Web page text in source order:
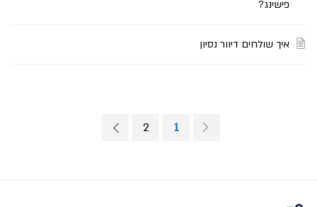
פישינג?
איך שולחים דיוור נסיון
1
2